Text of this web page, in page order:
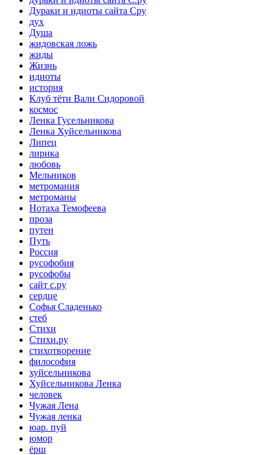
Дураки и идиоты сайта Сру
дух
Душа
жидовская ложь
жиды
Жизнь
идиоты
история
Клуб тёти Вали Сидоровой
космос
Ленка Гусельникова
Ленка Хуйсельникова
Липец
лирика
любовь
Мельников
метромания
метроманы
Нотаха Темофеева
проза
путен
Путь
Россия
русофобия
русофобы
сайт с.ру
сердце
Софья Сладенько
стеб
Стихи
Стихи.ру
стихотворение
философия
хуйсельникова
Хуйсельникова Ленка
человек
Чужая Лена
Чужая ленка
юар. пуй
юмор
ёрш